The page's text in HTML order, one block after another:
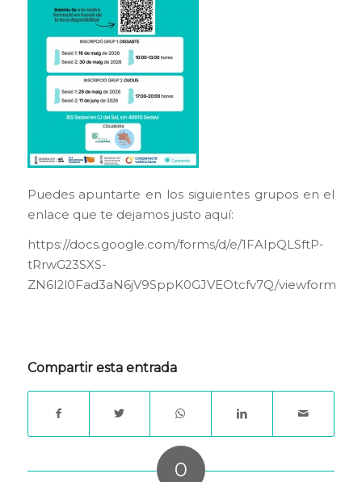
Puedes apuntarte en los siguientes grupos en el
enlace que te dejamos justo aquí:
https://docs.google.com/forms/d/e/1FAIpQLSftP-
tRrwG23SXS-
ZN6I2l0Fad3aN6jV9SppK0GJVEOtcfv7Q/viewform
Compartir esta entrada
0